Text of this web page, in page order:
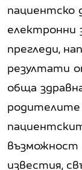
пациентско
електронни
прегледи,
резултати
обща
възможност
известия,